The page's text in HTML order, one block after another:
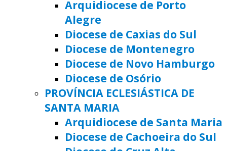
Arquidiocese de Porto
Alegre
Diocese de Caxias do Sul
Diocese de Montenegro
Diocese de Novo Hamburgo
Diocese de Osório
PROVÍNCIA ECLESIÁSTICA DE
SANTA MARIA
Arquidiocese de Santa Maria
Diocese de Cachoeira do Sul